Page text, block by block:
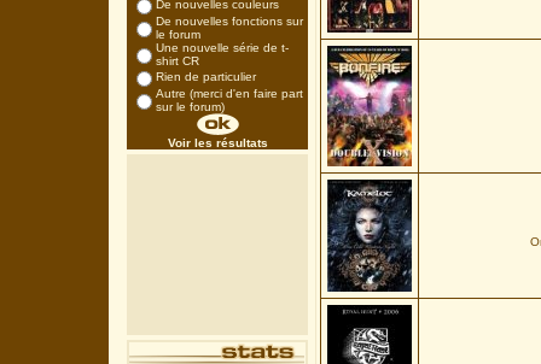
De nouvelles couleurs
De nouvelles fonctions sur
le forum
Une nouvelle série de t-
shirt CR
Rien de particulier
Autre (merci d'en faire part
sur le forum)
Voir les résultats